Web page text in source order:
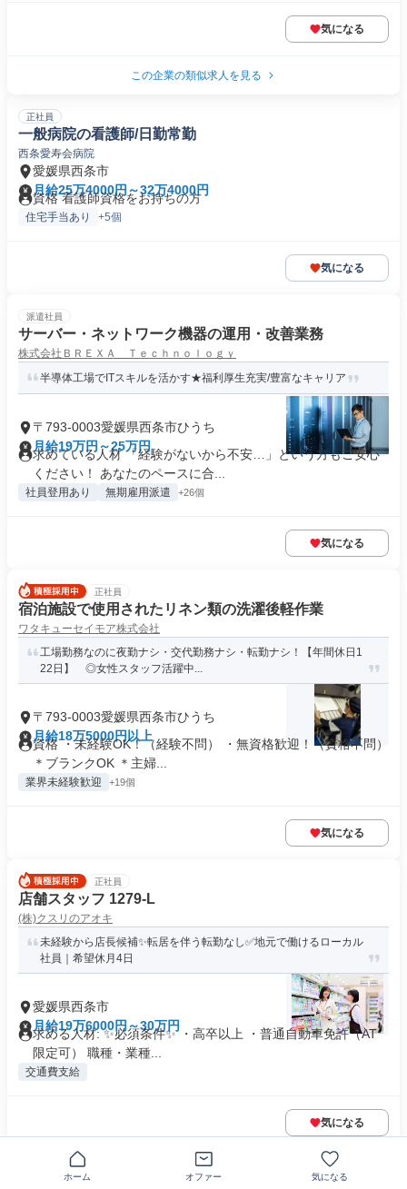
気になる
この企業の類似求人を見る
正社員
一般病院の看護師/日勤常勤
西条愛寿会病院
愛媛県西条市
月給25万4000円～32万4000円
資格 看護師資格をお持ちの方
住宅手当あり +5個
気になる
派遣社員
サーバー・ネットワーク機器の運用・改善業務
株式会社ＢＲＥＸＡ Ｔｅｃｈｎｏｌｏｇｙ
半導体工場でITスキルを活かす★福利厚生充実/豊富なキャリア
〒793-0003愛媛県西条市ひうち
月給19万円～25万円
求めている人材 「経験がないから不安…」という方もご安心
ください！ あなたのペースに合...
社員登用あり 無期雇用派遣 +26個
気になる
正社員
宿泊施設で使用されたリネン類の洗濯後軽作業
ワタキューセイモア株式会社
工場勤務なのに夜勤ナシ・交代勤務ナシ・転勤ナシ！【年間休日1
22日】 ◎女性スタッフ活躍中...
〒793-0003愛媛県西条市ひうち
月給18万5000円以上
資格 ・未経験OK！（経験不問） ・無資格歓迎！（資格不問）
＊ブランクOK ＊主婦...
業界未経験歓迎 +19個
気になる
正社員
店舗スタッフ 1279-L
(株)クスリのアオキ
未経験から店長候補✨転居を伴う転勤なし✅地元で働けるローカル
社員｜希望休月4日
愛媛県西条市
月給19万6000円～30万円
求める人材: ✨必須条件✨ ・高卒以上 ・普通自動車免許（AT
限定可） 職種・業種...
交通費支給
気になる
ホーム オファー 気になる